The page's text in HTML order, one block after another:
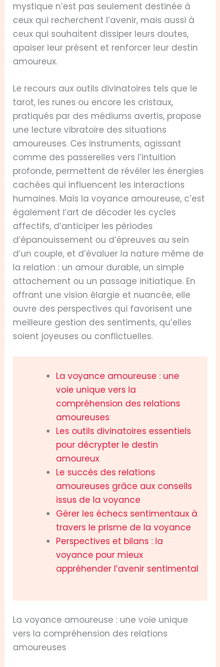
mystique n’est pas seulement destinée à
ceux qui recherchent l’avenir, mais aussi à
ceux qui souhaitent dissiper leurs doutes,
apaiser leur présent et renforcer leur destin
amoureux.
Le recours aux outils divinatoires tels que le
tarot, les runes ou encore les cristaux,
pratiqués par des médiums avertis, propose
une lecture vibratoire des situations
amoureuses. Ces instruments, agissant
comme des passerelles vers l’intuition
profonde, permettent de révéler les énergies
cachées qui influencent les interactions
humaines. Mais la voyance amoureuse, c’est
également l’art de décoder les cycles
affectifs, d’anticiper les périodes
d’épanouissement ou d’épreuves au sein
d’un couple, et d’évaluer la nature même de
la relation : un amour durable, un simple
attachement ou un passage initiatique. En
offrant une vision élargie et nuancée, elle
ouvre des perspectives qui favorisent une
meilleure gestion des sentiments, qu’elles
soient joyeuses ou conflictuelles.
La voyance amoureuse : une
voie unique vers la
compréhension des relations
amoureuses
Les outils divinatoires essentiels
pour décrypter le destin
amoureux
Le succès des relations
amoureuses grâce aux conseils
issus de la voyance
Gérer les échecs sentimentaux à
travers le prisme de la voyance
Perspectives et bilans : la
voyance pour mieux
appréhender l’avenir sentimental
La voyance amoureuse : une voie unique
vers la compréhension des relations
amoureuses